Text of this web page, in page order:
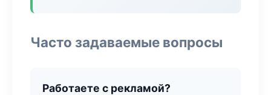
Часто задаваемые вопросы
Работаете с рекламой?